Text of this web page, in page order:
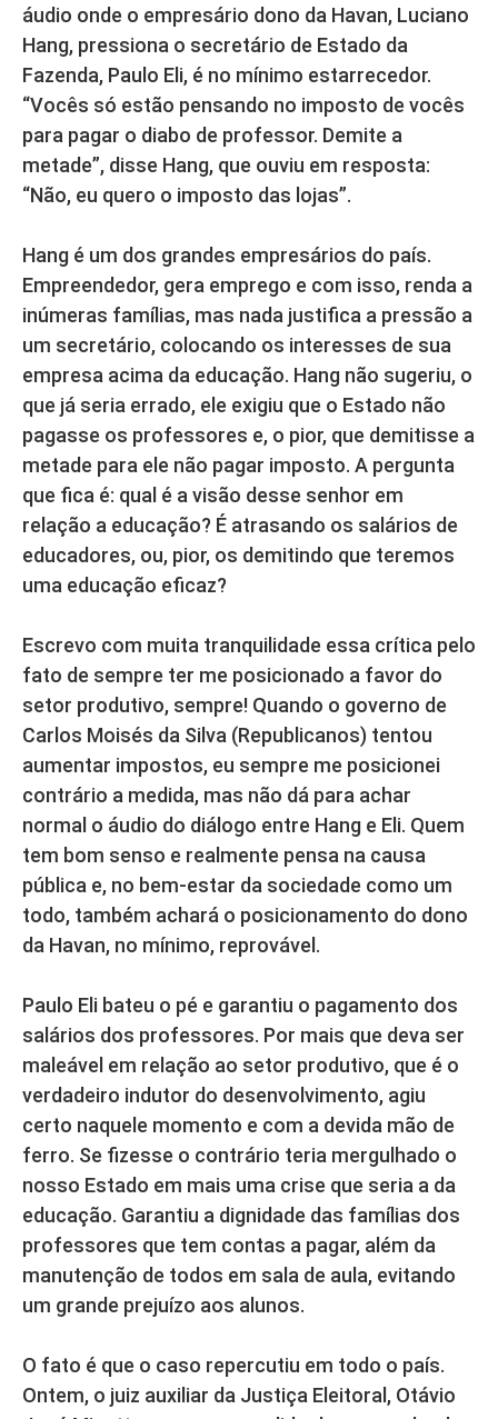
áudio onde o empresário dono da Havan, Luciano
Hang, pressiona o secretário de Estado da
Fazenda, Paulo Eli, é no mínimo estarrecedor.
“Vocês só estão pensando no imposto de vocês
para pagar o diabo de professor. Demite a
metade”, disse Hang, que ouviu em resposta:
“Não, eu quero o imposto das lojas”.
Hang é um dos grandes empresários do país.
Empreendedor, gera emprego e com isso, renda a
inúmeras famílias, mas nada justifica a pressão a
um secretário, colocando os interesses de sua
empresa acima da educação. Hang não sugeriu, o
que já seria errado, ele exigiu que o Estado não
pagasse os professores e, o pior, que demitisse a
metade para ele não pagar imposto. A pergunta
que fica é: qual é a visão desse senhor em
relação a educação? É atrasando os salários de
educadores, ou, pior, os demitindo que teremos
uma educação eficaz?
Escrevo com muita tranquilidade essa crítica pelo
fato de sempre ter me posicionado a favor do
setor produtivo, sempre! Quando o governo de
Carlos Moisés da Silva (Republicanos) tentou
aumentar impostos, eu sempre me posicionei
contrário a medida, mas não dá para achar
normal o áudio do diálogo entre Hang e Eli. Quem
tem bom senso e realmente pensa na causa
pública e, no bem-estar da sociedade como um
todo, também achará o posicionamento do dono
da Havan, no mínimo, reprovável.
Paulo Eli bateu o pé e garantiu o pagamento dos
salários dos professores. Por mais que deva ser
maleável em relação ao setor produtivo, que é o
verdadeiro indutor do desenvolvimento, agiu
certo naquele momento e com a devida mão de
ferro. Se fizesse o contrário teria mergulhado o
nosso Estado em mais uma crise que seria a da
educação. Garantiu a dignidade das famílias dos
professores que tem contas a pagar, além da
manutenção de todos em sala de aula, evitando
um grande prejuízo aos alunos.
O fato é que o caso repercutiu em todo o país.
Ontem, o juiz auxiliar da Justiça Eleitoral, Otávio